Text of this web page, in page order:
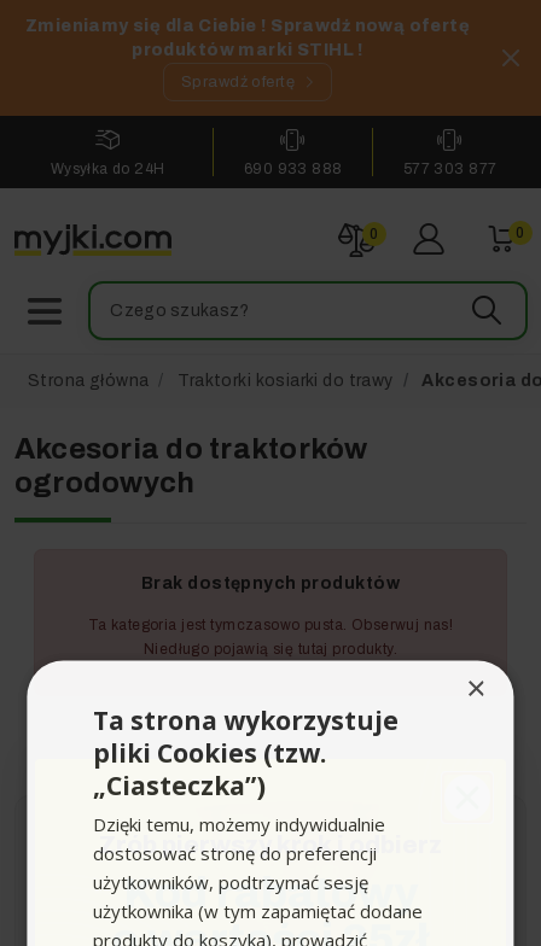
Zmieniamy się dla Ciebie ! Sprawdź nową ofertę
produktów marki STIHL !
Sprawdź ofertę
Wysyłka do 24H 690 933 888 577 303 877
0 0
Strona główna Traktorki kosiarki do trawy Akcesoria
Akcesoria do traktorków
ogrodowych
Brak dostępnych produktów
Ta kategoria jest tymczasowo pusta. Obserwuj nas!
Niedługo pojawią się tutaj produkty.
Newsletter
Zapisz się i bądź na bieżąco z naszymi nowościami i
×
Ta strona wykorzystuje
pliki Cookies (tzw.
„Ciasteczka”)
Dzięki temu, możemy indywidualnie
dostosować stronę do preferencji
użytkowników, podtrzymać sesję
użytkownika (w tym zapamiętać dodane
produkty do koszyka), prowadzić
Zrób pierwszy krok i odbierz
Kod rabatowy